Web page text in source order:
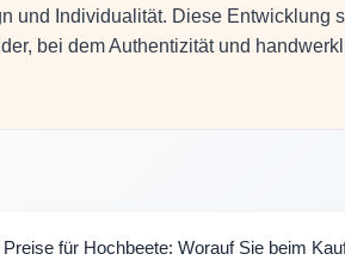
und Individualität. Diese Entwicklung
bei dem Authentizität und
für Hochbeete: Worauf Sie beim